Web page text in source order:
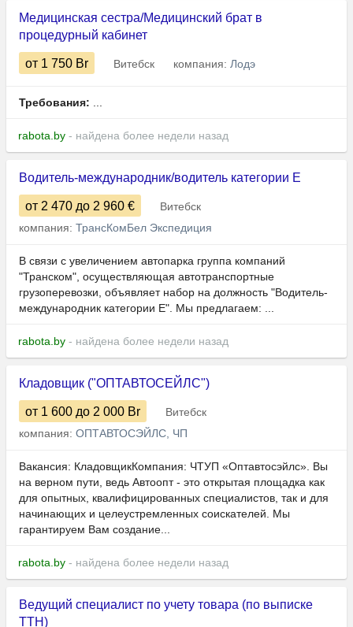
Медицинская сестра/Медицинский брат в
процедурный кабинет
от 1 750 Br Витебск компания: Лодэ
Требования: ...
rabota.by - найдена более недели назад
Водитель-международник/водитель категории Е
от 2 470 до 2 960 €
Витебск
компания: ТрансКомБел Экспедиция
В связи с увеличением автопарка группа компаний
"Транском", осуществляющая автотранспортные
грузоперевозки, объявляет набор на должность "Водитель-
международник категории Е". Мы предлагаем: ...
rabota.by - найдена более недели назад
Кладовщик ("ОПТАВТОСЕЙЛС")
от 1 600 до 2 000 Br
Витебск
компания: ОПТАВТОСЭЙЛС, ЧП
Вакансия: КладовщикКомпания: ЧТУП «Оптавтосэйлс». Вы
на верном пути, ведь Автоопт - это открытая площадка как
для опытных, квалифицированных специалистов, так и для
начинающих и целеустремленных соискателей. Мы
гарантируем Вам создание...
rabota.by - найдена более недели назад
Ведущий специалист по учету товара (по выписке
ТТН)